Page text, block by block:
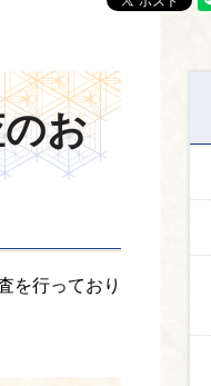
お
を行っており